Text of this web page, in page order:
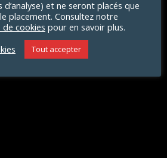
et ne seront placés que
placement. Consultez notre
cookies pour en savoir plus.
Tout accepter